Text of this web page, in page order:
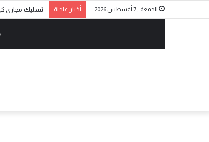
الجمعة , 7 أغسطس 2026 أخبار عاجلة تسليك مجاري